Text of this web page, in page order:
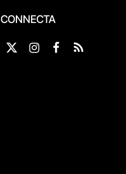
CONNECTA
X
Instagram
Facebook
RSS